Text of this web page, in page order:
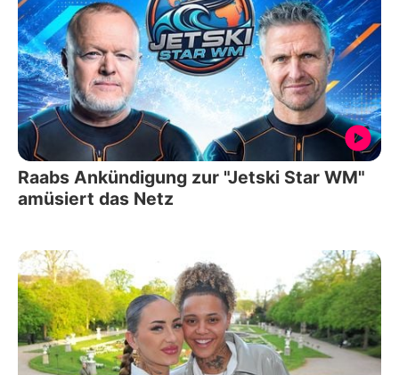
Raabs Ankündigung zur "Jetski Star WM"
amüsiert das Netz